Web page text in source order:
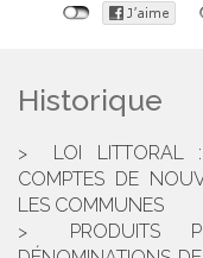
Historique
LOI LITTORAL
COMPTES DE
LES COMMUNES
PRODUITS